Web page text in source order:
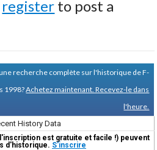
register to post a
recherche complète sur l'historique de F-
1998?Achetez maintenant. Recevez-le dans
l'heure.
History Data
est gratuite et facile !) peuvent
d'historique. S'inscrire